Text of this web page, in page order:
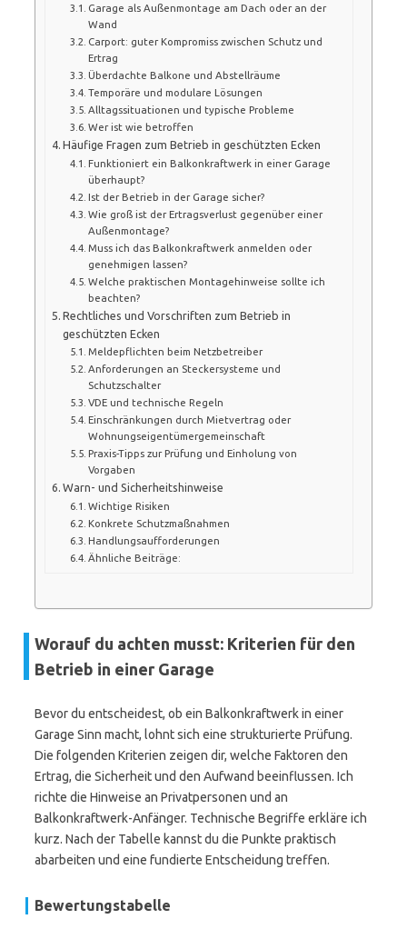
Garage als Außenmontage am Dach oder an der
Wand
Carport: guter Kompromiss zwischen Schutz und
Ertrag
Überdachte Balkone und Abstellräume
Temporäre und modulare Lösungen
Alltagssituationen und typische Probleme
Wer ist wie betroffen
Häufige Fragen zum Betrieb in geschützten Ecken
Funktioniert ein Balkonkraftwerk in einer Garage
überhaupt?
Ist der Betrieb in der Garage sicher?
Wie groß ist der Ertragsverlust gegenüber einer
Außenmontage?
Muss ich das Balkonkraftwerk anmelden oder
genehmigen lassen?
Welche praktischen Montagehinweise sollte ich
beachten?
Rechtliches und Vorschriften zum Betrieb in
geschützten Ecken
Meldepflichten beim Netzbetreiber
Anforderungen an Steckersysteme und
Schutzschalter
VDE und technische Regeln
Einschränkungen durch Mietvertrag oder
Wohnungseigentümergemeinschaft
Praxis-Tipps zur Prüfung und Einholung von
Vorgaben
Warn- und Sicherheitshinweise
Wichtige Risiken
Konkrete Schutzmaßnahmen
Handlungsaufforderungen
Ähnliche Beiträge:
Worauf du achten musst: Kriterien für den
Betrieb in einer Garage
Bevor du entscheidest, ob ein Balkonkraftwerk in einer
Garage Sinn macht, lohnt sich eine strukturierte Prüfung.
Die folgenden Kriterien zeigen dir, welche Faktoren den
Ertrag, die Sicherheit und den Aufwand beeinflussen. Ich
richte die Hinweise an Privatpersonen und an
Balkonkraftwerk-Anfänger. Technische Begriffe erkläre ich
kurz. Nach der Tabelle kannst du die Punkte praktisch
abarbeiten und eine fundierte Entscheidung treffen.
Bewertungstabelle